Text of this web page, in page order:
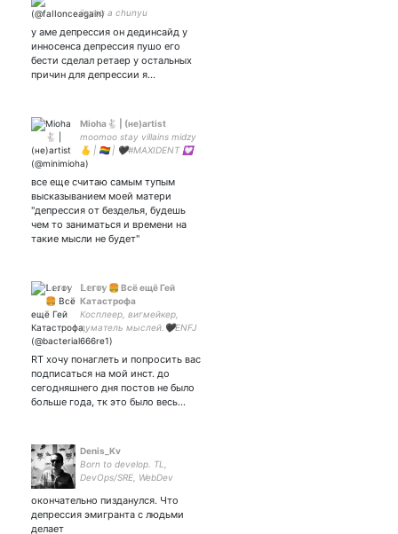
jiayou a chunyu
у аме депрессия он дединсайд у
инносенса депрессия пушо его
бести сделал ретаер у остальных
причин для депрессии я…
Mioha🐇 | (не)artist
moomoo stay villains midzy
🫰 | 🏳‍🌈 | 🖤#MAXIDENT 💟
#MIC_ON 💟 #OVERLOAD 💟
#GenshinImpact #китайфд
все еще считаю самым тупым
высказыванием моей матери
"депрессия от безделья, будешь
чем то заниматься и времени на
такие мысли не будет"
𝕃𝕖𝕣𝕠𝕪 🍔 Всё ещё Гей
Катастрофа
Косплеер, вигмейкер,
думатель мыслей.🖤ENFJ
🖤23 y.o. 🦂 #нетвойне
RT хочу понаглеть и попросить вас
подписаться на мой инст. до
сегодняшнего дня постов не было
больше года, тк это было весь…
Denis_Kv
Born to develop. TL,
DevOps/SRE, WebDev
окончательно пизданулся. Что
депрессия эмигранта с людьми
делает